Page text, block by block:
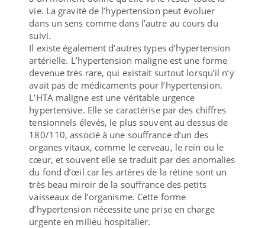
vie. La gravité de l’hypertension peut évoluer
dans un sens comme dans l’autre au cours du
suivi.
Il existe également d’autres types d’hypertension
artérielle. L’hypertension maligne est une forme
devenue très rare, qui existait surtout lorsqu’il n’y
avait pas de médicaments pour l’hypertension.
L’HTA maligne est une véritable urgence
hypertensive. Elle se caractérise par des chiffres
tensionnels élevés, le plus souvent au dessus de
180/110, associé à une souffrance d’un des
organes vitaux, comme le cerveau, le rein ou le
cœur, et souvent elle se traduit par des anomalies
du fond d’œil car les artères de la rétine sont un
très beau miroir de la souffrance des petits
vaisseaux de l’organisme. Cette forme
d’hypertension nécessite une prise en charge
urgente en milieu hospitalier.